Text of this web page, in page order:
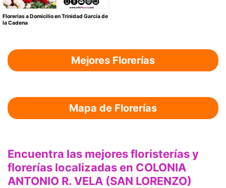
Florerías a Domicilio en Trinidad García de
la Cadena
Mejores Florerías
Mapa de Florerías
Encuentra las mejores floristerías y
florerías localizadas en COLONIA
ANTONIO R. VELA (SAN LORENZO)